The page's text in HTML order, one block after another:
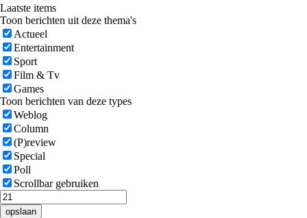
Laatste items
Toon berichten uit deze thema's
Actueel
Entertainment
Sport
Film & Tv
Games
Toon berichten van deze types
Weblog
Column
(P)review
Special
Poll
Scrollbar gebruiken
opslaan